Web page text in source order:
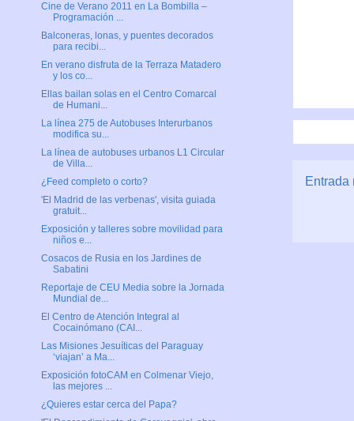
Entrada
Cine de Verano 2011 en La Bombilla –
Programación ...
Balconeras, lonas, y puentes decorados
para recibi...
En verano disfruta de la Terraza Matadero
y los co...
Ellas bailan solas en el Centro Comarcal
de Humani...
La línea 275 de Autobuses Interurbanos
modifica su...
La línea de autobuses urbanos L1 Circular
de Villa...
¿Feed completo o corto?
'El Madrid de las verbenas', visita guiada
gratuit...
Exposición y talleres sobre movilidad para
niños e...
Cosacos de Rusia en los Jardines de
Sabatini
Reportaje de CEU Media sobre la Jornada
Mundial de...
El Centro de Atención Integral al
Cocainómano (CAI...
Las Misiones Jesuíticas del Paraguay
‘viajan’ a Ma...
Exposición fotoCAM en Colmenar Viejo,
las mejores ...
¿Quieres estar cerca del Papa?